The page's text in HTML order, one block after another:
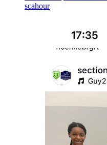
scahour